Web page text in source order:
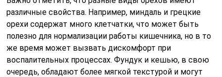
различные свойства. Например, миндаль и грецкие
орехи содержат много клетчатки, что может быть
полезно для нормализации работы кишечника, но в то
же время может вызвать дискомфорт при
воспалительных процессах. Фундук и кешью, в свою
очередь, обладают более мягкой текстурой и могут